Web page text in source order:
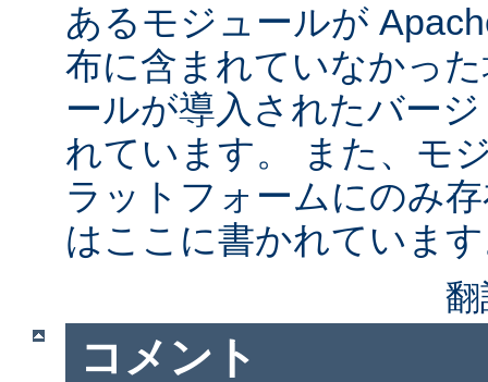
あるモジュールが
布に含まれていなかっ
ールが導入されたバー
れています。 また、モ
ラットフォームにのみ
はここに書かれていま
コメント